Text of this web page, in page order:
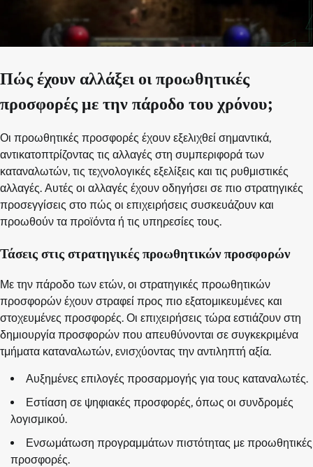
Πώς έχουν αλλάξει οι προωθητικές
προσφορές με την πάροδο του χρόνου;
Οι προωθητικές προσφορές έχουν εξελιχθεί σημαντικά,
αντικατοπτρίζοντας τις αλλαγές στη συμπεριφορά των
καταναλωτών, τις τεχνολογικές εξελίξεις και τις ρυθμιστικές
αλλαγές. Αυτές οι αλλαγές έχουν οδηγήσει σε πιο στρατηγικές
προσεγγίσεις στο πώς οι επιχειρήσεις συσκευάζουν και
προωθούν τα προϊόντα ή τις υπηρεσίες τους.
Τάσεις στις στρατηγικές προωθητικών προσφορών
Με την πάροδο των ετών, οι στρατηγικές προωθητικών
προσφορών έχουν στραφεί προς πιο εξατομικευμένες και
στοχευμένες προσφορές. Οι επιχειρήσεις τώρα εστιάζουν στη
δημιουργία προσφορών που απευθύνονται σε συγκεκριμένα
τμήματα καταναλωτών, ενισχύοντας την αντιληπτή αξία.
Αυξημένες επιλογές προσαρμογής για τους καταναλωτές.
Εστίαση σε ψηφιακές προσφορές, όπως οι συνδρομές
λογισμικού.
Ενσωμάτωση προγραμμάτων πιστότητας με προωθητικές
προσφορές.